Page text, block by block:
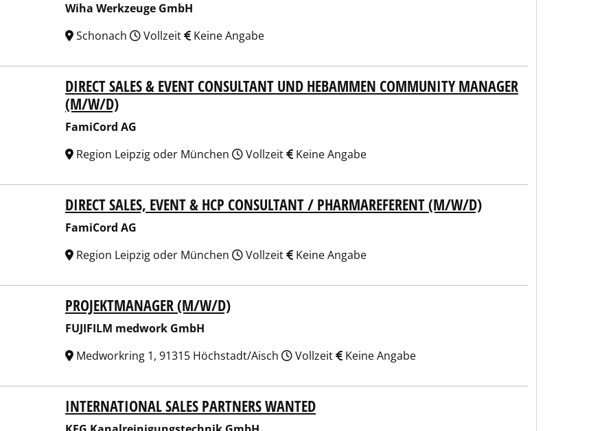
Wiha Werkzeuge GmbH
Schonach
Vollzeit Keine Angabe
DIRECT SALES & EVENT CONSULTANT UND HEBAMMEN COMMUNITY MANAGER
(M/W/D)
FamiCord AG
Region Leipzig oder München
Vollzeit Keine Angabe
DIRECT SALES, EVENT & HCP CONSULTANT / PHARMAREFERENT (M/W/D)
FamiCord AG
Region Leipzig oder München
Vollzeit Keine Angabe
medwork GmbH
PROJEKTMANAGER (M/W/D)
FUJIFILM medwork GmbH
Medworkring 1, 91315 Höchstadt/Aisch
Vollzeit Keine Angabe
Kanalreinigungstechnik GmbH
INTERNATIONAL SALES PARTNERS WANTED